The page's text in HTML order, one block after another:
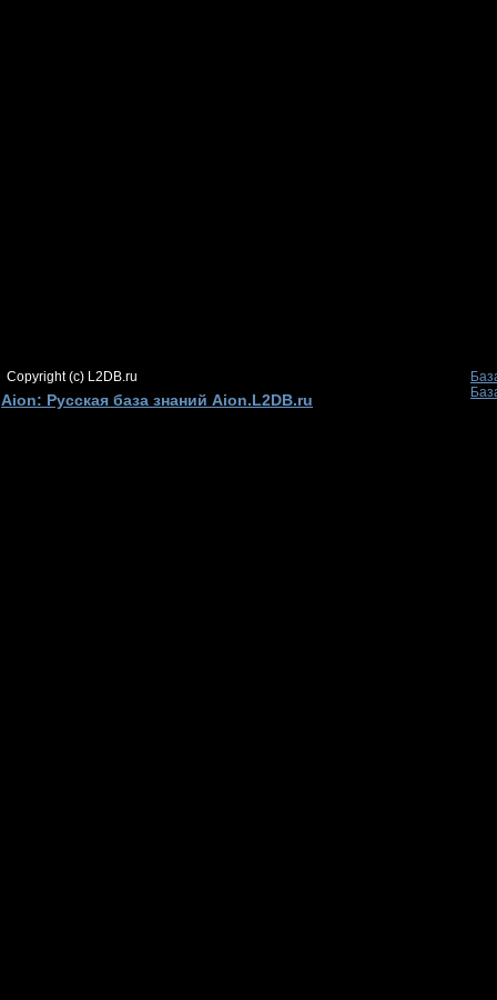
Copyright (c) L2DB.ru
Aion: Русская база знаний Aion.L2DB.ru